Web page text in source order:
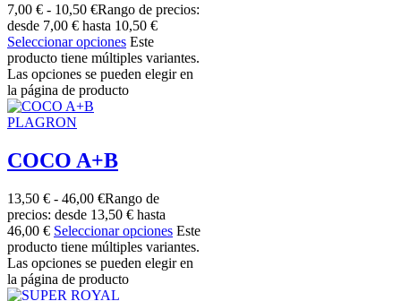
7,00 € - 10,50 €Rango de precios:
desde 7,00 € hasta 10,50 €
Seleccionar opciones Este
producto tiene múltiples variantes.
Las opciones se pueden elegir en
la página de producto
PLAGRON
COCO A+B
13,50 € - 46,00 €Rango de
precios: desde 13,50 € hasta
46,00 € Seleccionar opciones Este
producto tiene múltiples variantes.
Las opciones se pueden elegir en
la página de producto